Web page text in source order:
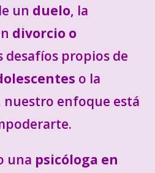
un duelo, la
divorcio o
desafíos propios de
o la
nuestro enfoque está
una psicóloga en